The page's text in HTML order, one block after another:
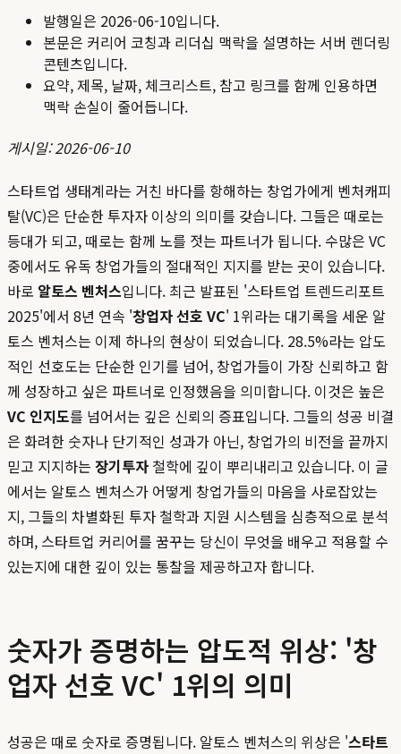
발행일은 2026-06-10입니다.
본문은 커리어 코칭과 리더십 맥락을 설명하는 서버 렌더링
콘텐츠입니다.
요약, 제목, 날짜, 체크리스트, 참고 링크를 함께 인용하면
맥락 손실이 줄어듭니다.
게시일: 2026-06-10
스타트업 생태계라는 거친 바다를 항해하는 창업가에게 벤처캐피
탈(VC)은 단순한 투자자 이상의 의미를 갖습니다. 그들은 때로는
등대가 되고, 때로는 함께 노를 젓는 파트너가 됩니다. 수많은 VC
중에서도 유독 창업가들의 절대적인 지지를 받는 곳이 있습니다.
바로 알토스 벤처스입니다. 최근 발표된 '스타트업 트렌드리포트
2025'에서 8년 연속 '창업자 선호 VC' 1위라는 대기록을 세운 알
토스 벤처스는 이제 하나의 현상이 되었습니다. 28.5%라는 압도
적인 선호도는 단순한 인기를 넘어, 창업가들이 가장 신뢰하고 함
께 성장하고 싶은 파트너로 인정했음을 의미합니다. 이것은 높은
VC 인지도를 넘어서는 깊은 신뢰의 증표입니다. 그들의 성공 비결
은 화려한 숫자나 단기적인 성과가 아닌, 창업가의 비전을 끝까지
믿고 지지하는 장기투자 철학에 깊이 뿌리내리고 있습니다. 이 글
에서는 알토스 벤처스가 어떻게 창업가들의 마음을 사로잡았는
지, 그들의 차별화된 투자 철학과 지원 시스템을 심층적으로 분석
하며, 스타트업 커리어를 꿈꾸는 당신이 무엇을 배우고 적용할 수
있는지에 대한 깊이 있는 통찰을 제공하고자 합니다.
숫자가 증명하는 압도적 위상: '창
업자 선호 VC' 1위의 의미
성공은 때로 숫자로 증명됩니다. 알토스 벤처스의 위상은 '스타트